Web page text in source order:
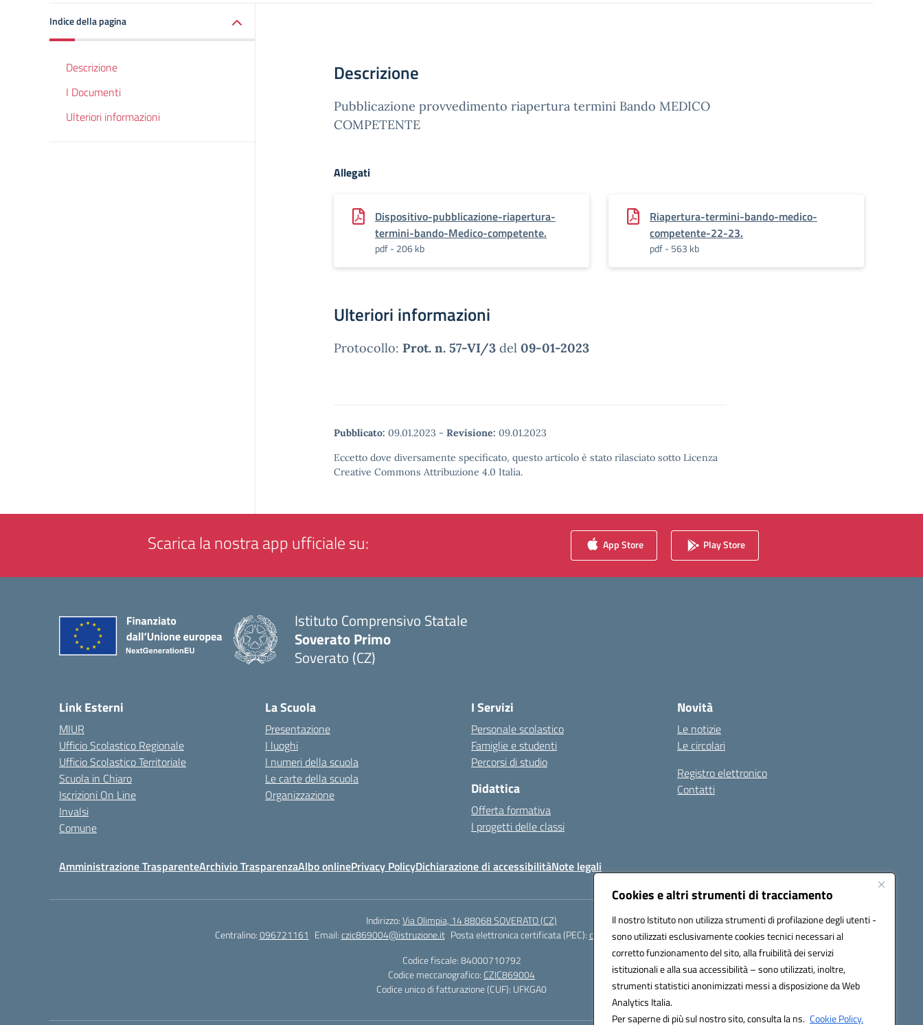
Cookies e altri strumenti di tracciamento
Il nostro Istituto non utilizza strumenti di profilazione degli utenti -
sono utilizzati esclusivamente cookies tecnici necessari al
corretto funzionamento del sito, alla fruibilità dei servizi
istituzionali e alla sua accessibilità – sono utilizzati, inoltre,
strumenti statistici anonimizzati messi a disposizione da Web
Analytics Italia.
Per saperne di più sul nostro sito, consulta la ns. Cookie Policy.
Indice della pagina
Descrizione
I Documenti
Ulteriori informazioni
Descrizione
Pubblicazione provvedimento riapertura termini Bando MEDICO
COMPETENTE
Allegati
Dispositivo-pubblicazione-riapertura-
termini-bando-Medico-competente.
pdf - 206 kb
Riapertura-termini-bando-medico-
competente-22-23.
pdf - 563 kb
Ulteriori informazioni
Protocollo: Prot. n. 57-VI/3 del 09-01-2023
Pubblicato: 09.01.2023 - Revisione: 09.01.2023
Eccetto dove diversamente specificato, questo articolo è stato rilasciato sotto Licenza
Creative Commons Attribuzione 4.0 Italia.
Scarica la nostra app ufficiale su: App Store Play Store
Istituto Comprensivo Statale
Soverato Primo
Soverato (CZ)
Link Esterni
MIUR
Ufficio Scolastico Regionale
Ufficio Scolastico Territoriale
Scuola in Chiaro
Iscrizioni On Line
Invalsi
Comune
La Scuola
Presentazione
I luoghi
I numeri della scuola
Le carte della scuola
Organizzazione
I Servizi
Personale scolastico
Famiglie e studenti
Percorsi di studio
Didattica
Offerta formativa
I progetti delle classi
Novità
Le notizie
Le circolari
Registro elettronico
Contatti
Amministrazione TrasparenteArchivio TrasparenzaAlbo onlinePrivacy PolicyDichiarazione di accessibilitàNote legali
Indirizzo:Via Olimpia, 14 88068 SOVERATO (CZ)
Centralino:096721161 Email:czic869004@istruzione.it Posta elettronica certificata (PEC):czic869004@pec.istruzione.it
Codice fiscale: 84000710792
Codice meccanografico: CZIC869004
Codice unico di fatturazione (CUF): UFKGA0